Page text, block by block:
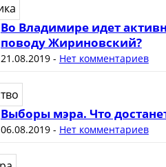
Во Владимире идет
поводу Жириновский?
21.08.2019- Нет комментариев
Выборы мэра. Что
06.08.2019- Нет комментариев